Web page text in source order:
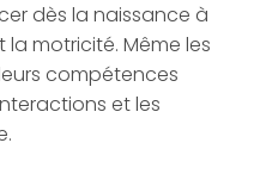
dès la naissance à
motricité. Même les
compétences
et les